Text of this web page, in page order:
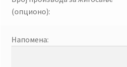
2022(опционо):
Напомена: